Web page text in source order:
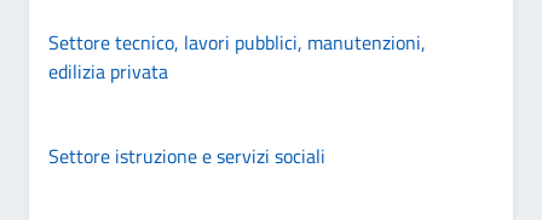
Settore tecnico, lavori pubblici, manutenzioni,
edilizia privata
Settore istruzione e servizi sociali